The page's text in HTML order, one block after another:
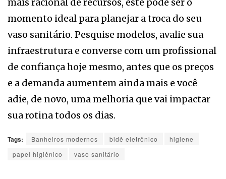
mais racional de recursos, este pode ser o
momento ideal para planejar a troca do seu
vaso sanitário. Pesquise modelos, avalie sua
infraestrutura e converse com um profissional
de confiança hoje mesmo, antes que os preços
e a demanda aumentem ainda mais e você
adie, de novo, uma melhoria que vai impactar
sua rotina todos os dias.
Tags: Banheiros modernos bidê eletrônico
higiene
papel higiênico
vaso sanitário